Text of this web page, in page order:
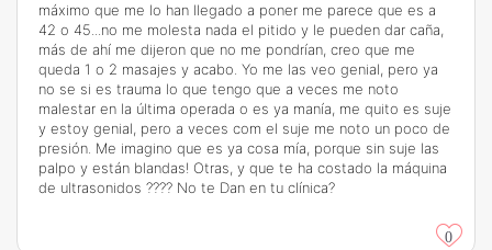
máximo que me lo han llegado a poner me parece que es a
42 o 45...no me molesta nada el pitido y le pueden dar caña,
más de ahí me dijeron que no me pondrían, creo que me
queda 1 o 2 masajes y acabo. Yo me las veo genial, pero ya
no se si es trauma lo que tengo que a veces me noto
malestar en la última operada o es ya manía, me quito es suje
y estoy genial, pero a veces com el suje me noto un poco de
presión. Me imagino que es ya cosa mía, porque sin suje las
palpo y están blandas! Otras, y que te ha costado la máquina
de ultrasonidos ???? No te Dan en tu clínica?
0